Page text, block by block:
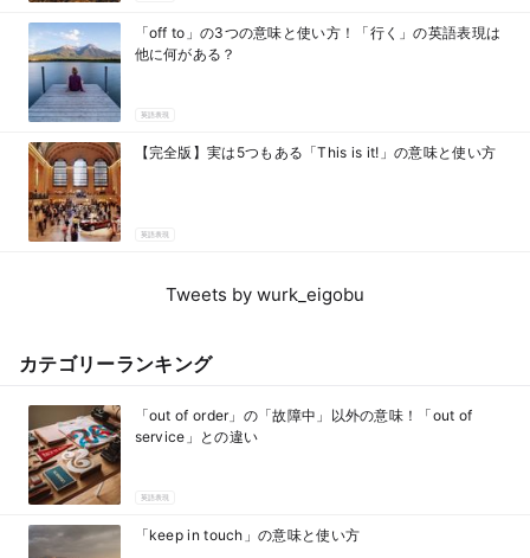
「off to」の3つの意味と使い方！「行く」の英語表現は
他に何がある？
英語表現
【完全版】実は5つもある「This is it!」の意味と使い方
英語表現
Tweets by wurk_eigobu
カテゴリーランキング
「out of order」の「故障中」以外の意味！「out of
service」との違い
英語表現
「keep in touch」の意味と使い方